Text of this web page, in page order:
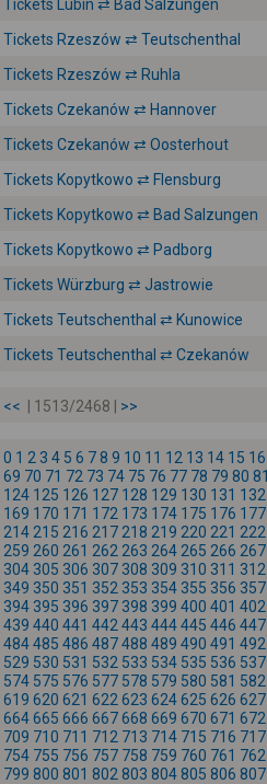
Tickets Lubin ⇄ Bad Salzungen
Tickets Rzeszów ⇄ Teutschenthal
Tickets Rzeszów ⇄ Ruhla
Tickets Czekanów ⇄ Hannover
Tickets Czekanów ⇄ Oosterhout
Tickets Kopytkowo ⇄ Flensburg
Tickets Kopytkowo ⇄ Bad Salzungen
Tickets Kopytkowo ⇄ Padborg
Tickets Würzburg ⇄ Jastrowie
Tickets Teutschenthal ⇄ Kunowice
Tickets Teutschenthal ⇄ Czekanów
<< | 1513/2468 | >>
0 1 2 3 4 5 6 78 9 10 11 12 13 14 15 16
69 70 71 72 73 74 75 76 77 78 79 80 81
124 125 126 127 128 129 130 131 132
169 170 171 172 173 174 175 176 177
214 215 216 217 218 219 220 221 222
259 260 261 262 263 264 265 266 267
304 305 306 307 308 309 310 311 312
349 350 351 352 353 354 355 356 357
394 395 396 397 398 399 400 401 402
439 440 441 442 443 444445 446 447
484485 486 487488 489 490 491 492
529 530 531 532 533 534 535 536 537
574 575 576 577 578 579 580 581 582
619 620 621 622 623 624625 626 627
664665 666 667668 669 670 671 672
709 710 711 712 713 714 715 716 717
754 755 756 757 758 759 760 761 762
799 800 801 802 803 804805 806 807